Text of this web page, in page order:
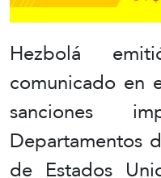
Hezbolá
comunicado en
sanciones
Departamentos
de Estados